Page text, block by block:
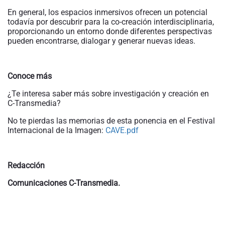
En general, los espacios inmersivos ofrecen un potencial
todavía por descubrir para la co-creación interdisciplinaria,
proporcionando un entorno donde diferentes perspectivas
pueden encontrarse, dialogar y generar nuevas ideas.
Conoce más
¿Te interesa saber más sobre investigación y creación en
C-Transmedia?
No te pierdas las memorias de esta ponencia en el Festival
Internacional de la Imagen: CAVE.pdf
Redacción
Comunicaciones C-Transmedia.